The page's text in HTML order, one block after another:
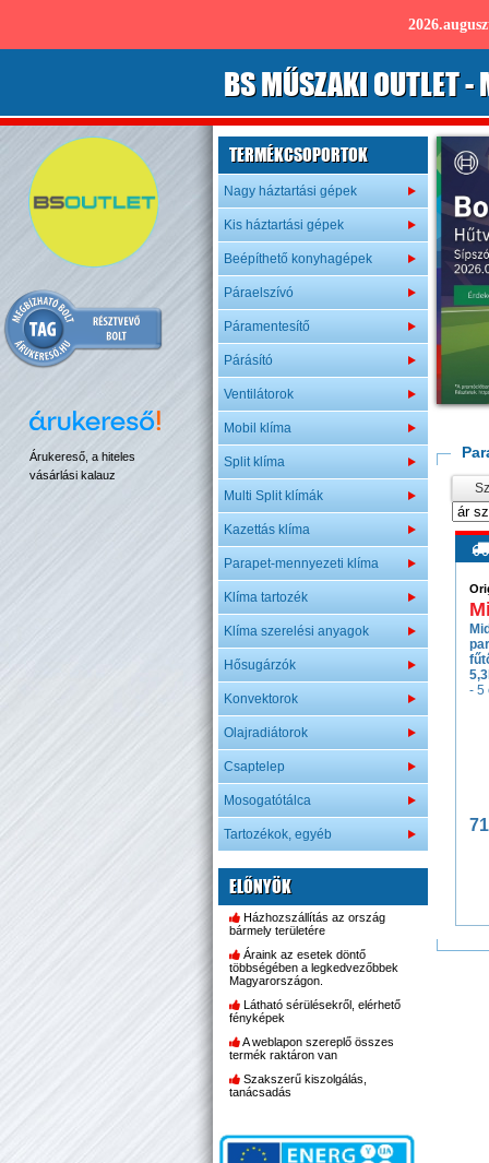
BSMŰSZAKI OUTLET-
Árukereső, a hiteles
vásárlási kalauz
TERMÉKCSOPORTOK
Nagy háztartási gépek
Kis háztartási gépek
Beépíthető konyhagépek
Páraelszívó
Páramentesítő
Párásító
Ventilátorok
Mobil klíma
Split klíma
Multi Split klímák
Kazettás klíma
Parapet-mennyezeti klíma
Klíma tartozék
Klíma szerelési anyagok
Hősugárzók
Konvektorok
Olajradiátorok
Csaptelep
Mosogatótálca
Tartozékok, egyéb
ELŐNYÖK
Házhozszállítás az ország
bármely területére
Áraink az esetek döntő
többségében a legkedvezőbbek
Magyarországon.
Látható sérülésekről, elérhető
fényképek
A weblapon szereplő összes
termék raktáron van
Szakszerű kiszolgálás,
tanácsadás
- 5